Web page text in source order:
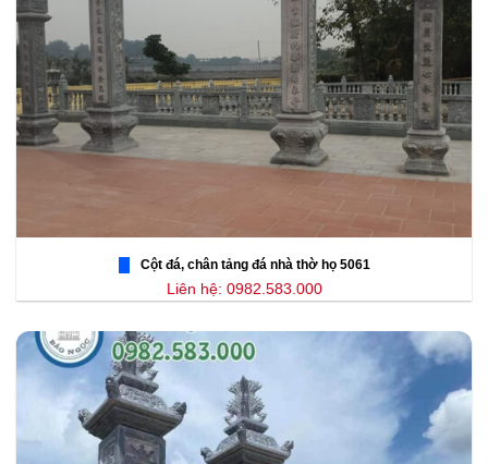
Cột đá, chân tảng đá nhà thờ họ 5061
Liên hệ: 0982.583.000